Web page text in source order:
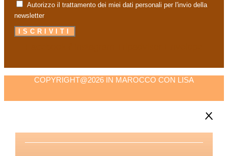
Autorizzo il trattamento dei miei dati personali per l'invio della
newsletter
ISCRIVITI
COPYRIGHT@2026 IN MAROCCO CON LISA